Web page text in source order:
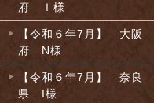
府 Ｉ様
【令和６年7月】 大阪
府 N様
【令和６年7月】 奈良
県 I様